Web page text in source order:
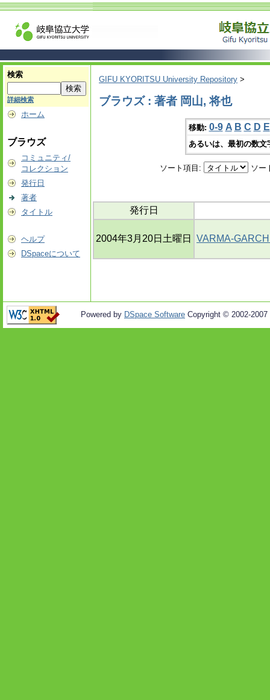
検索
詳細検索
ホーム
ブラウズ
コミュニティ/
コレクション
発行日
著者
タイトル
ヘルプ
DSpaceについて
GIFU KYORITSU University Repository >
ブラウズ : 著者 岡山, 将也
移動: 0-9 A B C D E
あるいは、最初の数
ソート項目: ソー
発行日
2004年3月20日土曜日 VARMA-
Powered by DSpace Software Copyright © 2002-2007